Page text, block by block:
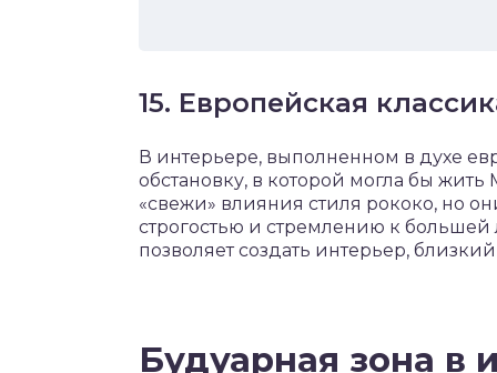
15. Европейская
В интерьере, выполненном в духе
обстановку, в которой могла бы
«свежи» влияния стиля рококо, но
строгостью и стремлению к большей
позволяет создать интерьер,
Будуарная зона в